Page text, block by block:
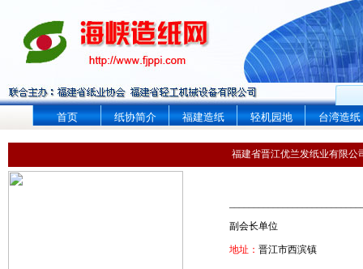
首页 纸协简介 福建造纸 轻机园地 台湾造纸
福建省晋江优兰发纸业有限公
副会长单位
地址： 晋江市西滨镇